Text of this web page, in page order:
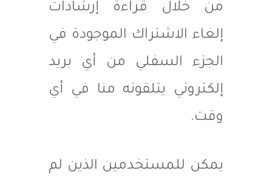
من خلال قراءة إرشادات
إلغاء الاشتراك الموجودة في
الجزء السفلي من أي بريد
إلكتروني يتلقونه منا في أي
وقت.
يمكن للمستخدمين الذين لم